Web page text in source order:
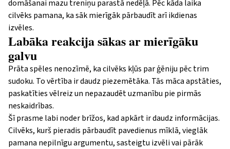
domāšanai mazu treniņu parastā nedēļā. Pēc kāda laika
cilvēks pamana, ka sāk mierīgāk pārbaudīt arī ikdienas
izvēles.
Labāka reakcija sākas ar mierīgāku
galvu
Prāta spēles nenozīmē, ka cilvēks kļūs par ģēniju pēc trim
sudoku. To vērtība ir daudz piezemētāka. Tās māca apstāties,
paskatīties vēlreiz un nepazaudēt uzmanību pie pirmās
neskaidrības.
Šī prasme labi noder brīžos, kad apkārt ir daudz informācijas.
Cilvēks, kurš pieradis pārbaudīt pavedienus mīklā, vieglāk
pamana nepilnīgu argumentu, sasteigtu izvēli vai pārāk